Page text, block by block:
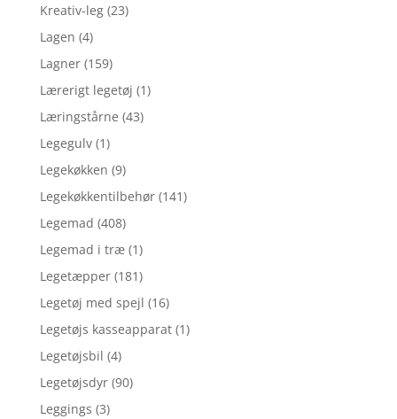
Kreativ-leg (23)
Lagen (4)
Lagner (159)
Lærerigt legetøj (1)
Læringstårne (43)
Legegulv (1)
Legekøkken (9)
Legekøkkentilbehør (141)
Legemad (408)
Legemad i træ (1)
Legetæpper (181)
Legetøj med spejl (16)
Legetøjs kasseapparat (1)
Legetøjsbil (4)
Legetøjsdyr (90)
Leggings (3)